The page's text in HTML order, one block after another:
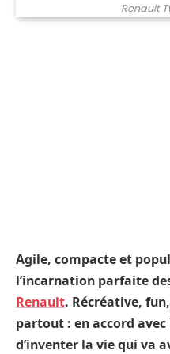
Renault
Agile, compacte et
l’incarnation parfaite
Renault. Récréative,
partout : en accord
d’inventer la vie qui va